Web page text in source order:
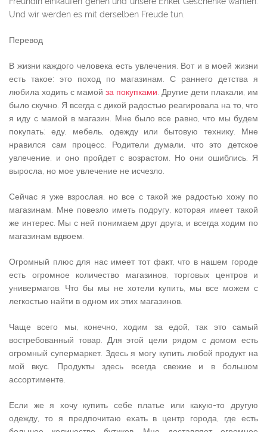
Und wir werden es mit derselben Freude tun.
Перевод
В жизни каждого человека есть увлечения. Вот и в моей жизни
есть такое: это поход по магазинам. С раннего детства я
любила ходить с мамой за покупками . Другие дети плакали, им
было скучно. Я всегда с дикой радостью реагировала на то, что
я иду с мамой в магазин. Мне было все равно, что мы будем
покупать: еду, мебель, одежду или бытовую технику. Мне
нравился сам процесс. Родители думали, что это детское
увлечение, и оно пройдет с возрастом. Но они ошиблись. Я
выросла, но мое увлечение не исчезло.
Сейчас я уже взрослая, но все с такой же радостью хожу по
магазинам. Мне повезло иметь подругу, которая имеет такой
же интерес. Мы с ней понимаем друг друга, и всегда ходим по
магазинам вдвоем.
Огромный плюс для нас имеет тот факт, что в нашем городе
есть огромное количество магазинов, торговых центров и
универмагов. Что бы мы не хотели купить, мы все можем с
легкостью найти в одном их этих магазинов.
Чаще всего мы, конечно, ходим за едой, так это самый
востребованный товар. Для этой цели рядом с домом есть
огромный супермаркет. Здесь я могу купить любой продукт на
мой вкус. Продукты здесь всегда свежие и в большом
ассортименте.
Если же я хочу купить себе платье или какую-то другую
одежду, то я предпочитаю ехать в центр города, где есть